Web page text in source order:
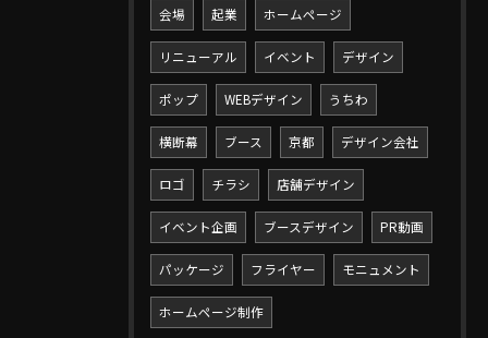
会場 起業 ホームページ
リニューアル イベント デザイン
ポップ WEBデザイン うちわ
横断幕 ブース 京都 デザイン会社
ロゴ チラシ 店舗デザイン
イベント企画 ブースデザイン PR動画
パッケージ フライヤー モニュメント
ホームページ制作
お問い合わせはこちら